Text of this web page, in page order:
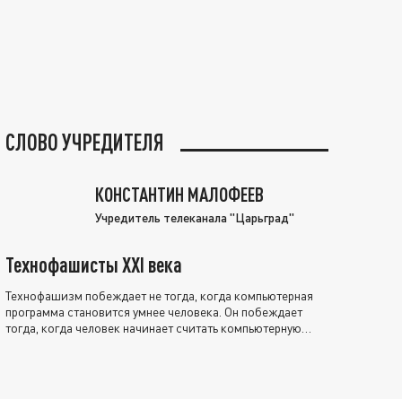
СЛОВО УЧРЕДИТЕЛЯ
КОНСТАНТИН МАЛОФЕЕВ
Учредитель телеканала "Царьград"
Технофашисты XXI века
Технофашизм побеждает не тогда, когда компьютерная
программа становится умнее человека. Он побеждает
тогда, когда человек начинает считать компьютерную